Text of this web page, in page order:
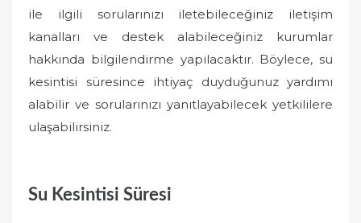
ile ilgili sorularınızı iletebileceğiniz iletişim
kanalları ve destek alabileceğiniz kurumlar
hakkında bilgilendirme yapılacaktır. Böylece, su
kesintisi süresince ihtiyaç duyduğunuz yardımı
alabilir ve sorularınızı yanıtlayabilecek yetkililere
ulaşabilirsiniz.
Su Kesintisi Süresi